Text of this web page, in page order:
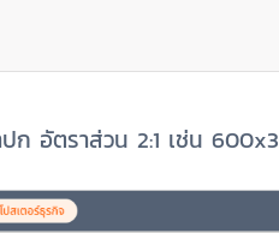
ก อัตราส่วน 2:1 เช่น